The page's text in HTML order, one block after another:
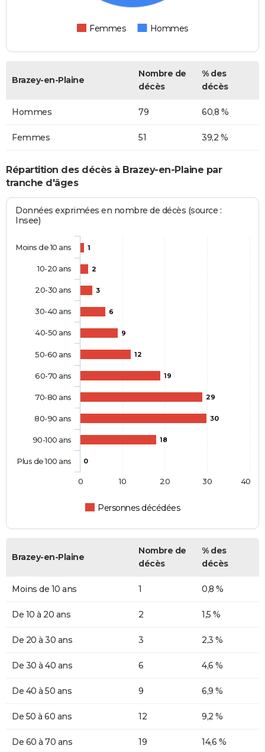
Femmes Hommes
Brazey-en-Plaine
Nombre de
décès
% des
décès
Hommes 79 60,8 %
Femmes 51 39,2 %
Répartition des décès à Brazey-en-Plaine par
tranche d'âges
Données exprimées en nombre de décès (source :
Insee)
1
2
3
6
9
12
19
29
30
18
0
Personnes décédées
Moins de 10 ans
10-20 ans
20-30 ans
30-40 ans
40-50 ans
50-60 ans
60-70 ans
70-80 ans
80-90 ans
90-100 ans
Plus de 100 ans
0 10 20 30 40
Brazey-en-Plaine
Nombre de
décès
% des
décès
Moins de 10 ans 1 0,8 %
De 10 à 20 ans 2 1,5 %
De 20 à 30 ans 3 2,3 %
De 30 à 40 ans 6 4,6 %
De 40 à 50 ans 9 6,9 %
De 50 à 60 ans 12 9,2 %
De 60 à 70 ans 19 14,6 %